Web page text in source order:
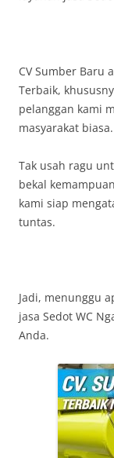
CV Sumber Baru
Terbaik,
pelanggan kami
masyarakat biasa.
Tak usah ragu
bekal
kami siap
tuntas.
Jadi, menunggu
jasa Sedot WC
Anda.